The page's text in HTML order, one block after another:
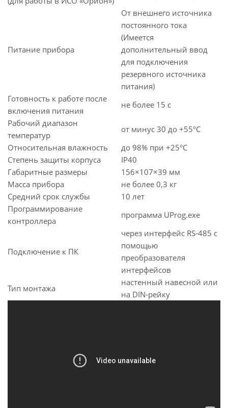
Питание прибора
От внешнего источника
постоянного тока
(Имеется
дополнительный ввод
для подключения
резервного источника
питания)
Готовность к работе после
включения питания
не более 15 с
Рабочий диапазон
температур
от минус 30 до +55°C
Относительная влажность
до 98% при +25°C
Степень защиты корпуса
IР40
Габаритные размеры
156×107×39 мм
Масса прибора
не более 0,3 кг
Средний срок службы
10 лет
Программирование
контроллера
программа UProg.exe
Подключение к ПК
через интерфейс RS-485 с
помощью
преобразователя
интерфейсов
Тип монтажа
настенный навесной или
на DIN-рейку